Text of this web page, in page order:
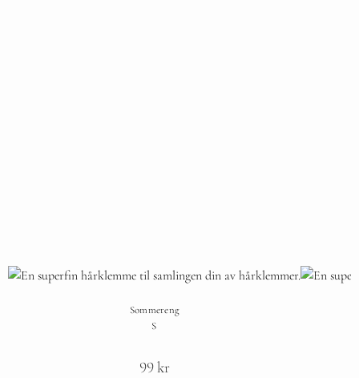
Sommereng
S
99kr